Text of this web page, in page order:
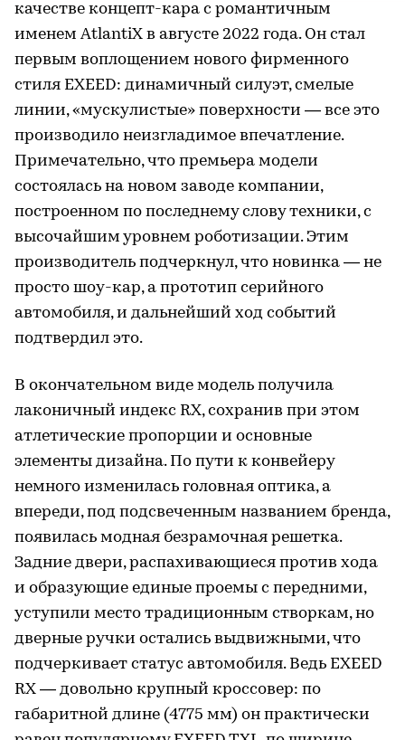
качестве концепт-кара с романтичным
именем AtlantiX в августе 2022 года. Он стал
первым воплощением нового фирменного
стиля EXEED: динамичный силуэт, смелые
линии, «мускулистые» поверхности — все это
производило неизгладимое впечатление.
Примечательно, что премьера модели
состоялась на новом заводе компании,
построенном по последнему слову техники, с
высочайшим уровнем роботизации. Этим
производитель подчеркнул, что новинка — не
просто шоу-кар, а прототип серийного
автомобиля, и дальнейший ход событий
подтвердил это.
В окончательном виде модель получила
лаконичный индекс RX, сохранив при этом
атлетические пропорции и основные
элементы дизайна. По пути к конвейеру
немного изменилась головная оптика, а
впереди, под подсвеченным названием бренда,
появилась модная безрамочная решетка.
Задние двери, распахивающиеся против хода
и образующие единые проемы с передними,
уступили место традиционным створкам, но
дверные ручки остались выдвижными, что
подчеркивает статус автомобиля. Ведь EXEED
RX — довольно крупный кроссовер: по
габаритной длине (4775 мм) он практически